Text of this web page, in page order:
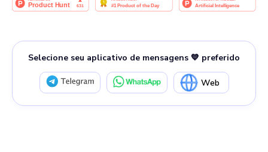
Selecione seu aplicativo de mensagens 💙 preferido
Web